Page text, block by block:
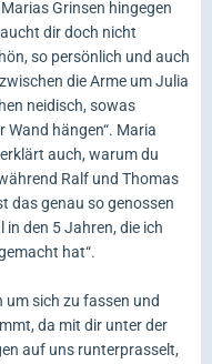
Grinsen hingegen
dir doch nicht
so persönlich und auch
die Arme um Julia
neidisch, sowas
Wand hängen“. Maria
auch, warum du
Ralf und Thomas
das genau so genossen
in den 5 Jahren, die ich
hat“.
sich zu fassen und
da mit dir unter der
auf uns runterprasselt,